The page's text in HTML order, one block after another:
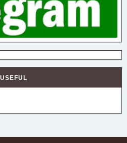
USEFUL